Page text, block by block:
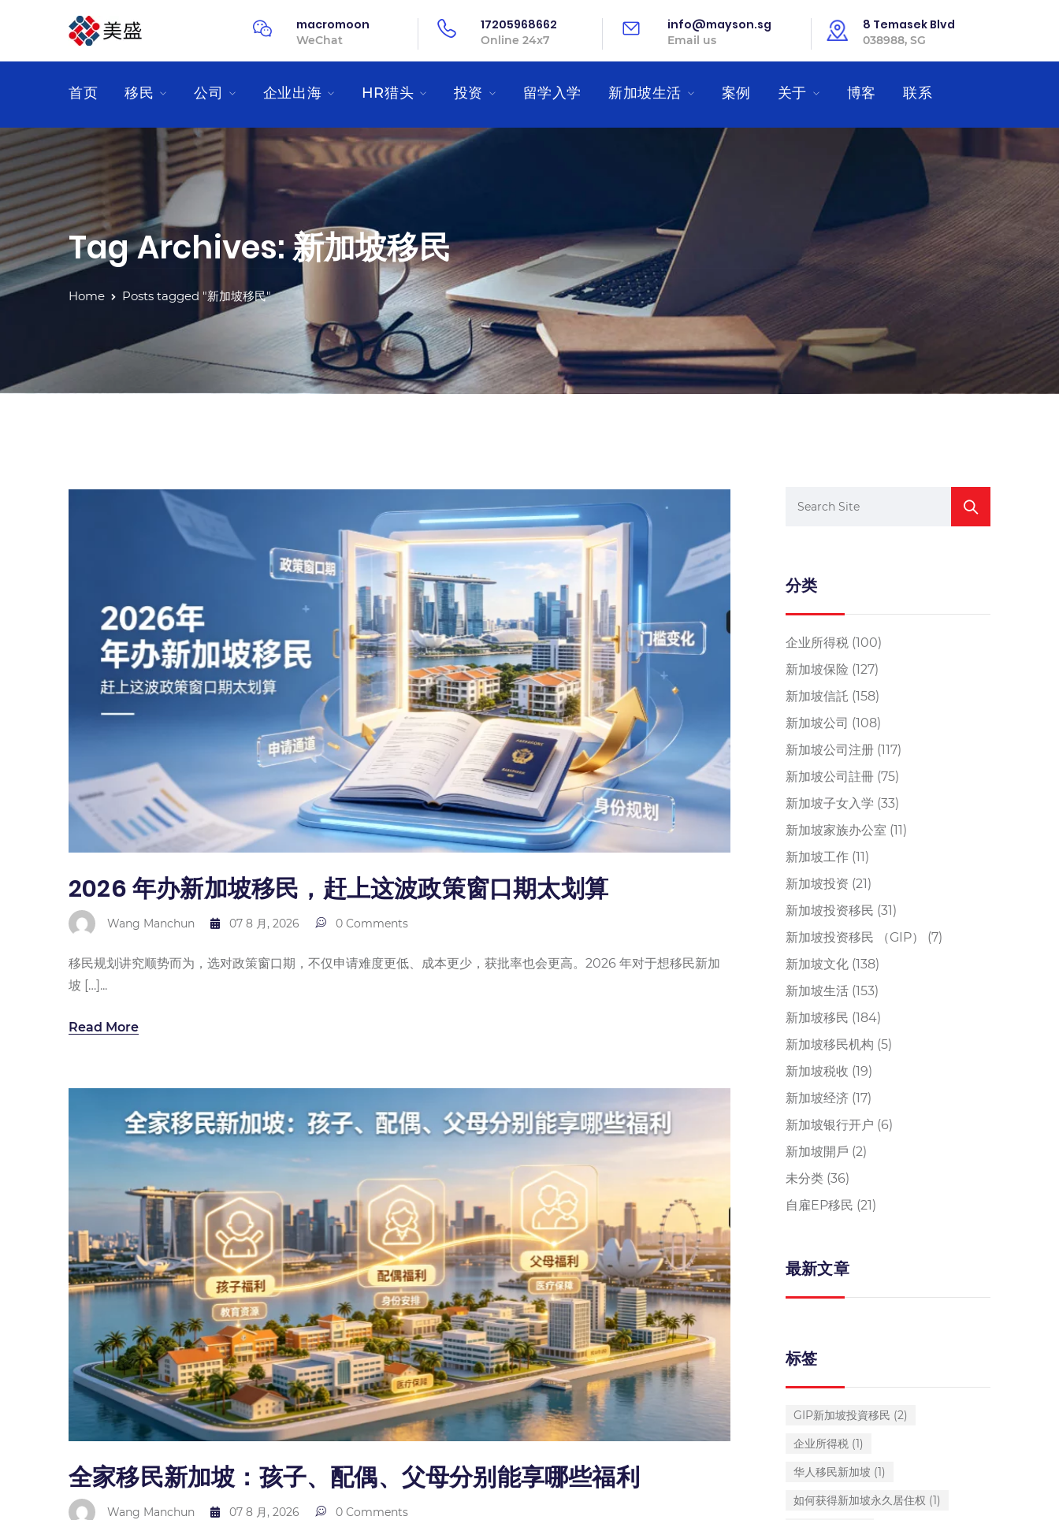
macromoon
WeChat
17205968662
Online 24x7
info@mayson.sg
Email us
8 Temasek Blvd
038988, SG
首页 移民 公司 企业出海 HR猎头 投资 留学入学 新加坡生活 案例 关于 博客 联系
Tag Archives: 新加坡移民
Home Posts tagged "新加坡移民"
2026 年办新加坡移民，赶上这波政策窗口期太划算
Wang Manchun 07 8 月, 2026 0 Comments
移民规划讲究顺势而为，选对政策窗口期，不仅申请难度更低、成本更少，获批率也会更高。2026 年对于想移民新加
坡 […]...
Read More
全家移民新加坡：孩子、配偶、父母分别能享哪些福利
Wang Manchun 07 8 月, 2026 0 Comments
分类
企业所得税 (100)
新加坡保险 (127)
新加坡信託 (158)
新加坡公司 (108)
新加坡公司注册 (117)
新加坡公司註冊 (75)
新加坡子女入学 (33)
新加坡家族办公室 (11)
新加坡工作 (11)
新加坡投资 (21)
新加坡投资移民 (31)
新加坡投资移民 （GIP）
(7)
新加坡文化 (138)
新加坡生活 (153)
新加坡移民 (184)
新加坡移民机构 (5)
新加坡税收 (19)
新加坡经济 (17)
新加坡银行开户 (6)
新加坡開戶 (2)
未分类 (36)
自雇EP移民 (21)
最新文章
标签
GIP新加坡投資移民 (2)
企业所得税 (1)
华人移民新加坡 (1)
如何获得新加坡永久居住权 (1)